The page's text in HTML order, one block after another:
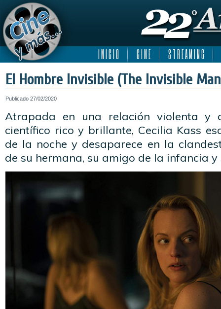
I N I C I O C I N E S T R E A M I N G
El Hombre Invisible (The Invisible
Publicado 27/02/2020
Atrapada en una relación violenta y
científico rico y brillante, Cecilia Kass
de la noche y desaparece en la
de su hermana, su amigo de la infancia